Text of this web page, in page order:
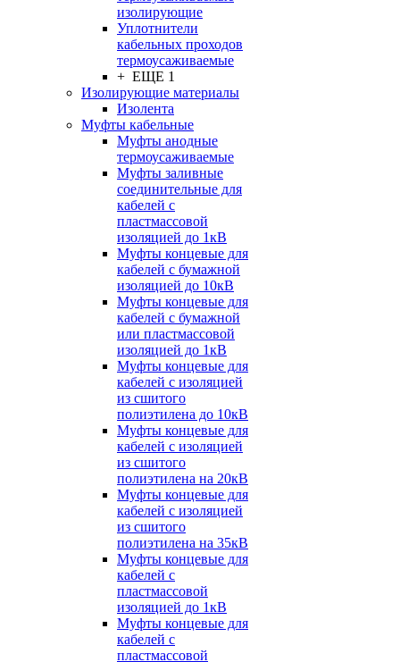
изолирующие
Уплотнители
кабельных проходов
термоусаживаемые
+ ЕЩЕ 1
Изолирующие материалы
Изолента
Муфты кабельные
Муфты анодные
термоусаживаемые
Муфты заливные
соединительные для
кабелей с
пластмассовой
изоляцией до 1кВ
Муфты концевые для
кабелей с бумажной
изоляцией до 10кВ
Муфты концевые для
кабелей с бумажной
или пластмассовой
изоляцией до 1кВ
Муфты концевые для
кабелей с изоляцией
из сшитого
полиэтилена до 10кВ
Муфты концевые для
кабелей с изоляцией
из сшитого
полиэтилена на 20кВ
Муфты концевые для
кабелей с изоляцией
из сшитого
полиэтилена на 35кВ
Муфты концевые для
кабелей с
пластмассовой
изоляцией до 1кВ
Муфты концевые для
кабелей с
пластмассовой